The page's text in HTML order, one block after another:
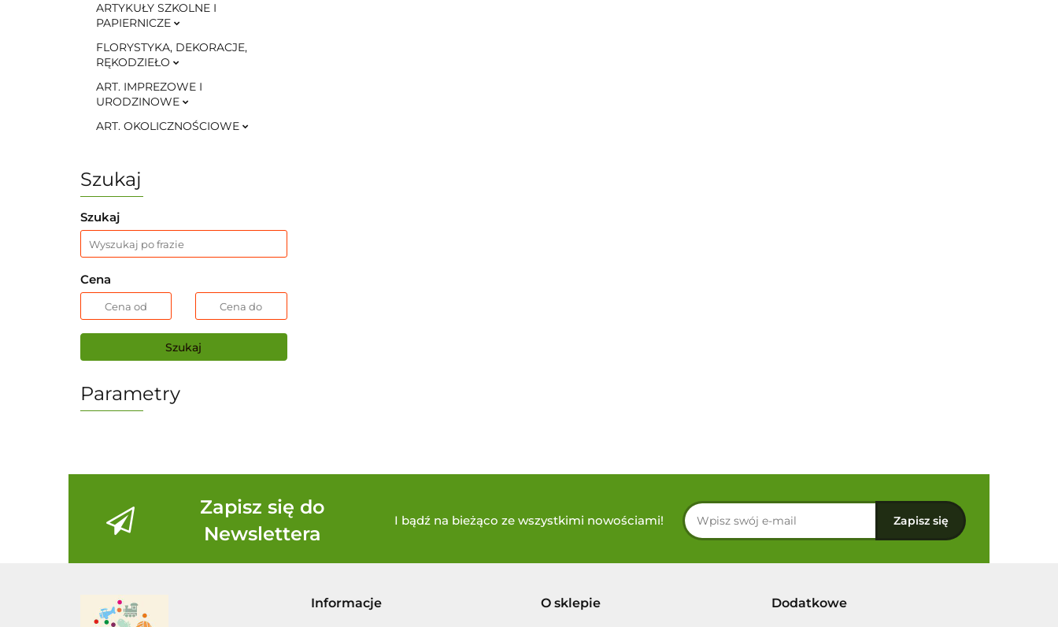
ARTYKUŁY SZKOLNE I
PAPIERNICZE
FLORYSTYKA, DEKORACJE,
RĘKODZIEŁO
ART. IMPREZOWE I
URODZINOWE
ART. OKOLICZNOŚCIOWE
Szukaj
Szukaj
Cena
Szukaj
Parametry
Zapisz się do
Newslettera
I bądź na bieżąco ze wszystkimi nowościami!
Informacje O sklepie Dodatkowe